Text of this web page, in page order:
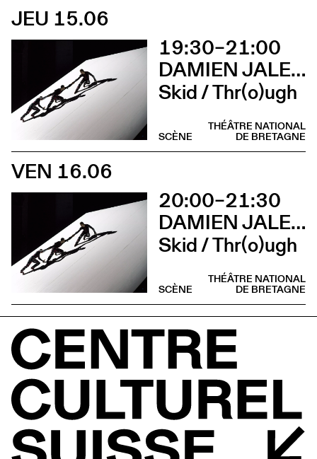
JEU 15.06
19:30–21:00
DAMIEN JALET BALLET DU GRAND THÉÂTRE DE GENÈVE
Skid / Thr(o)ugh
THÉÂTRE NATIONAL
DE BRETAGNE
SCÈNE
VEN 16.06
20:00–21:30
DAMIEN JALET BALLET DU GRAND THÉÂTRE DE GENÈVE
Skid / Thr(o)ugh
THÉÂTRE NATIONAL
DE BRETAGNE
SCÈNE